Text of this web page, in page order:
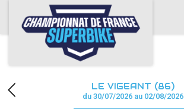
ACCUEIL
CHAMPIONNAT
CALENDRIERLE VIGEANT (86)
du 30/07/2026 au 02/08/2026